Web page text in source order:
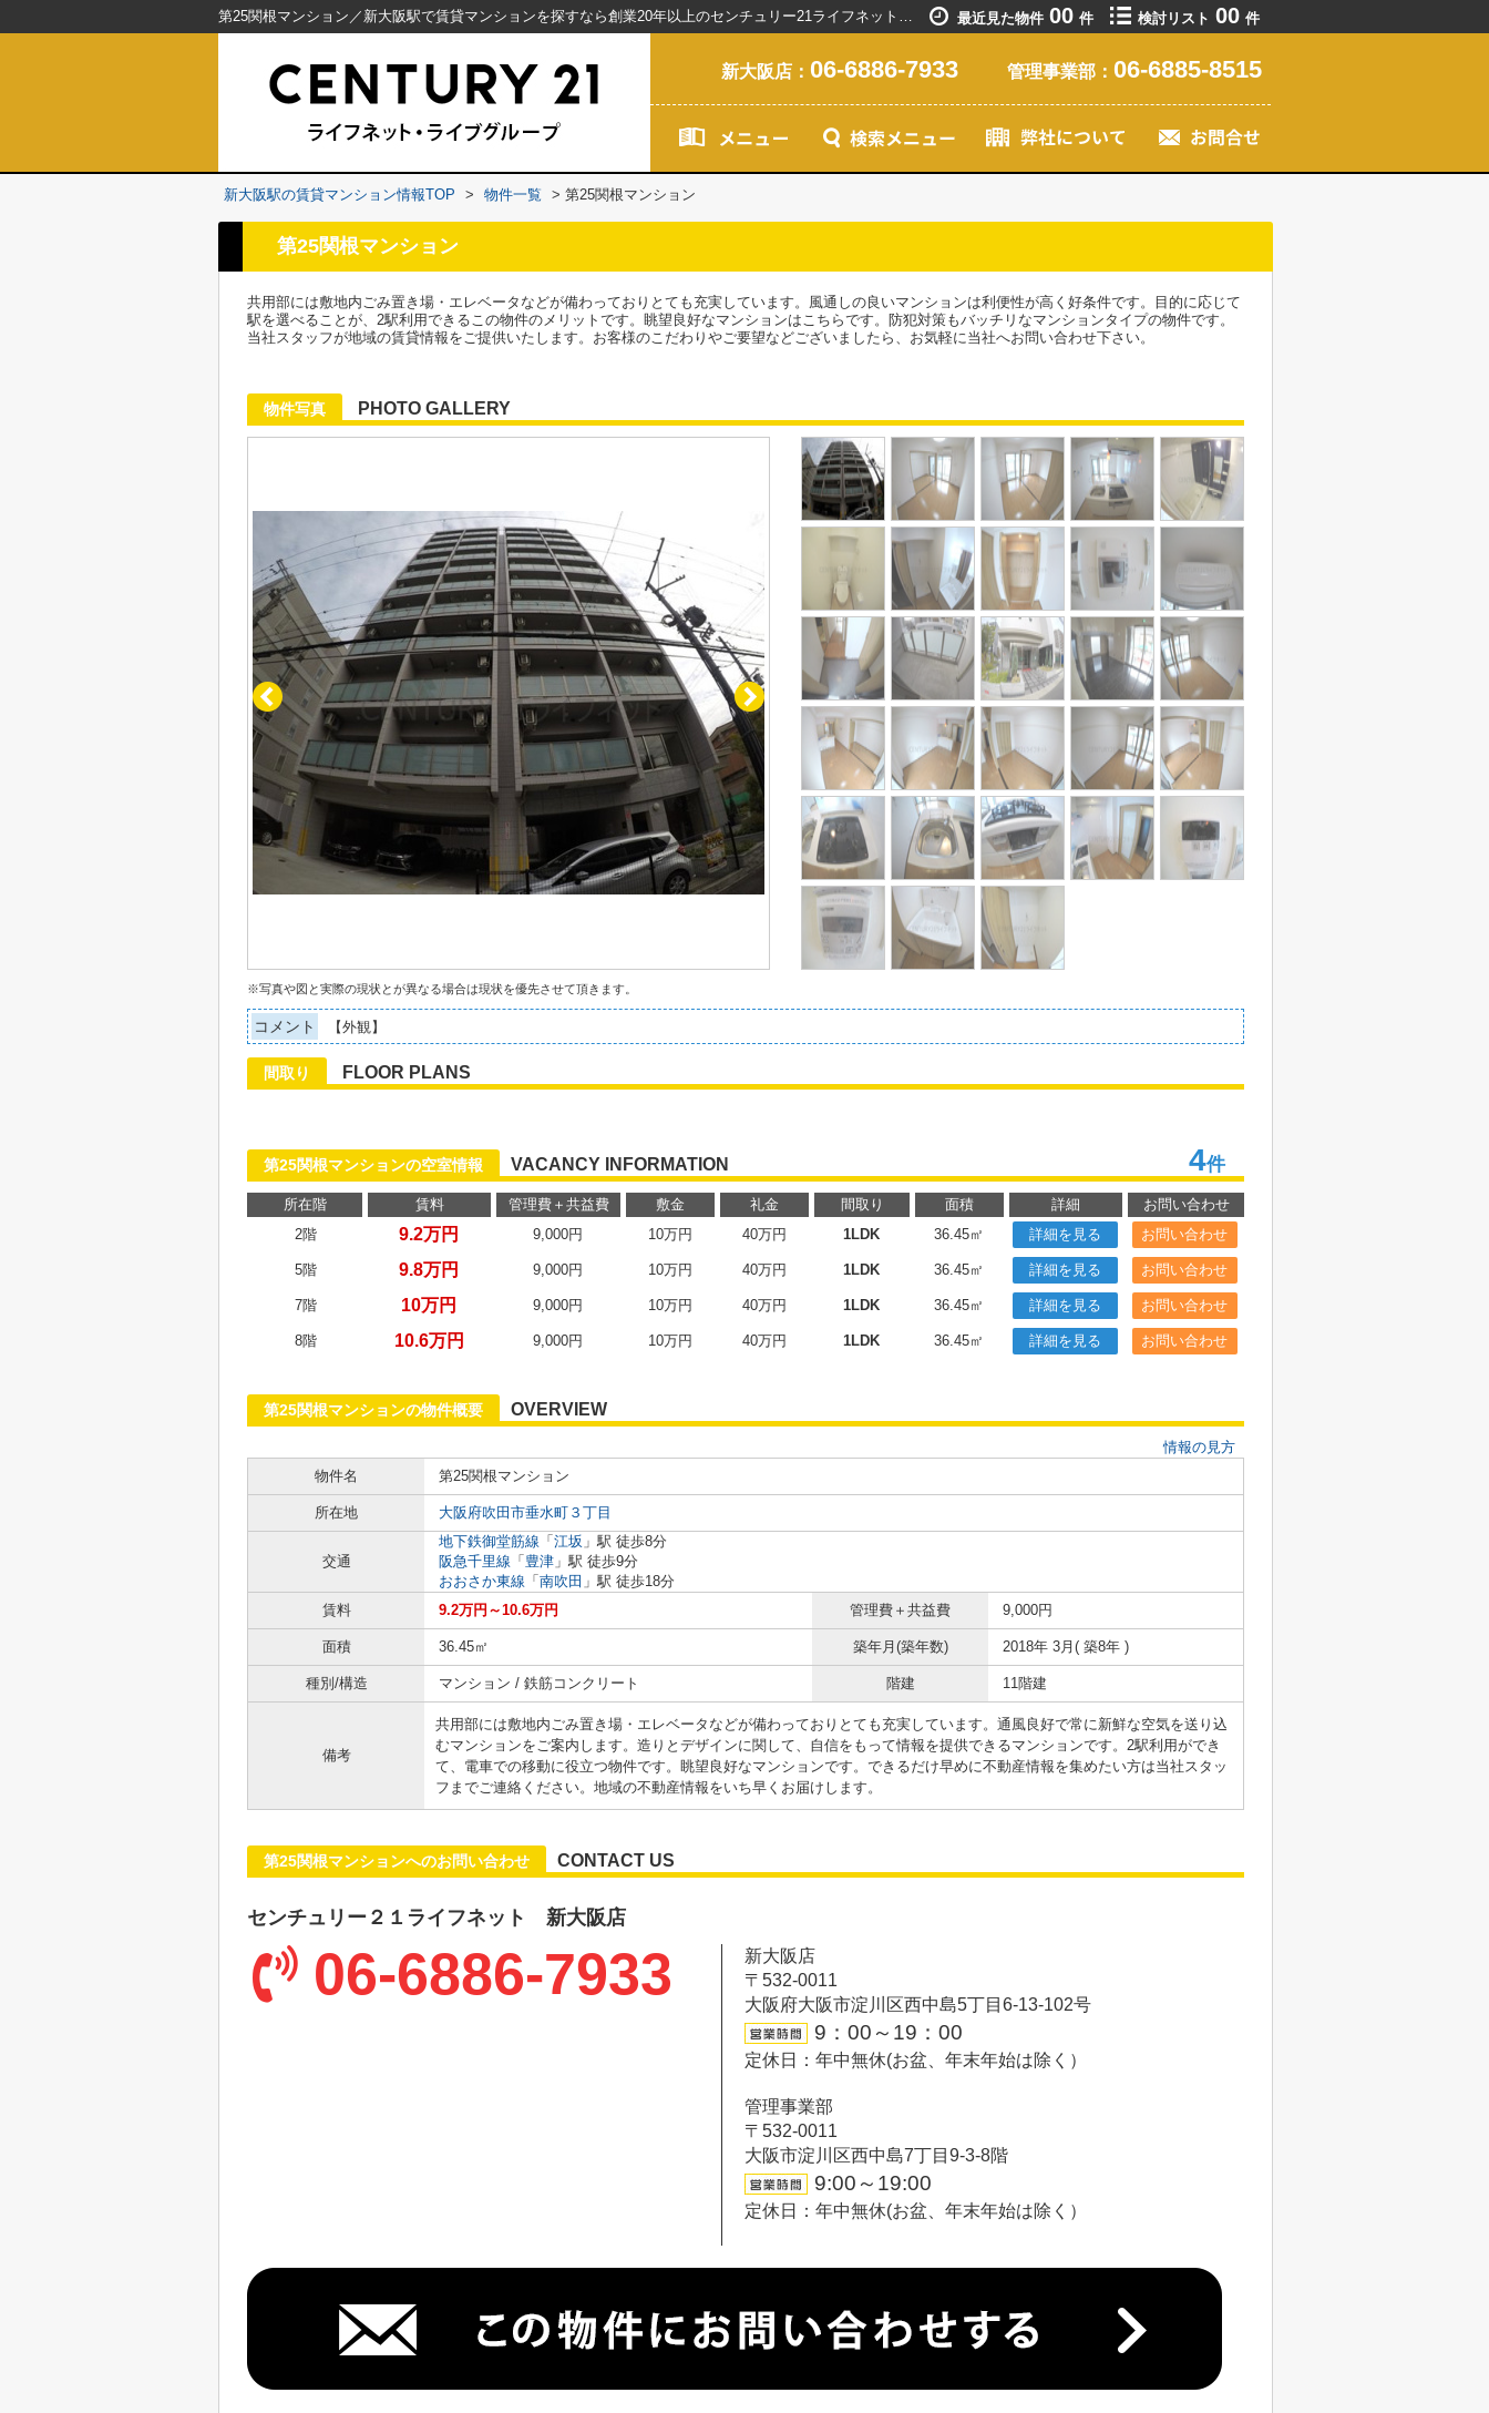
第25関根マンション／新大阪駅で賃貸マンションを探すなら創業20年以上のセンチュリー21ライフネット・ライブグループ 最近見た物件 00 件 検討リスト 00 件
新大阪店： 06-6886-7933 管理事業部： 06-6885-8515
新大阪駅の賃貸マンション情報TOP > 物件一覧 > 第25関根マンション
第25関根マンション
共用部には敷地内ごみ置き場・エレベータなどが備わっておりとても充実しています。風通しの良いマンションは利便性が高く好条件です。目的に応じて
駅を選べることが、2駅利用できるこの物件のメリットです。眺望良好なマンションはこちらです。防犯対策もバッチリなマンションタイプの物件です。
当社スタッフが地域の賃貸情報をご提供いたします。お客様のこだわりやご要望などございましたら、お気軽に当社へお問い合わせ下さい。
物件写真 PHOTO GALLERY
※写真や図と実際の現状とが異なる場合は現状を優先させて頂きます。
コメント 【外観】
間取り FLOOR PLANS
第25関根マンションの空室情報 VACANCY INFORMATION 4件
所在階 賃料 管理費＋共益費 敷金 礼金 間取り 面積 詳細
お問い合わせ
2階
9.2万円 9,000円 10万円 40万円 1LDK 36.45㎡ 詳細を見る お問い合わせ
5階 9.8万円 9,000円 10万円 40万円 1LDK 36.45㎡ 詳細を見る お問い合わせ
7階 10万円 9,000円 10万円 40万円 1LDK 36.45㎡ 詳細を見る お問い合わせ
8階 10.6万円 9,000円 10万円 40万円 1LDK 36.45㎡ 詳細を見る お問い合わせ
第25関根マンションの物件概要 OVERVIEW
情報の見方
物件名
第25関根マンション
所在地 大阪府吹田市垂水町３丁目
交通
地下鉄御堂筋線 「 江坂 」駅 徒歩8分
阪急千里線 「 豊津 」駅 徒歩9分
おおさか東線 「 南吹田 」駅 徒歩18分
賃料
9.2万円～10.6万円 管理費＋共益費 9,000円
面積 36.45㎡ 築年月(築年数) 2018年 3月( 築8年 )
種別/構造 マンション / 鉄筋コンクリート 階建 11階建
備考
共用部には敷地内ごみ置き場・エレベータなどが備わっておりとても充実しています。通風良好で常に新鮮な空気を送り込
むマンションをご案内します。造りとデザインに関して、自信をもって情報を提供できるマンションです。2駅利用ができ
て、電車での移動に役立つ物件です。眺望良好なマンションです。できるだけ早めに不動産情報を集めたい方は当社スタッ
フまでご連絡ください。地域の不動産情報をいち早くお届けします。
第25関根マンションへのお問い合わせ CONTACT US
センチュリー２１ライフネット 新大阪店
06-6886-7933
新大阪店
〒532-0011
大阪府大阪市淀川区西中島5丁目6-13-102号
9：00～19：00
定休日：年中無休(お盆、年末年始は除く）
管理事業部
〒532-0011
大阪市淀川区西中島7丁目9-3-8階
9:00～19:00
定休日：年中無休(お盆、年末年始は除く）